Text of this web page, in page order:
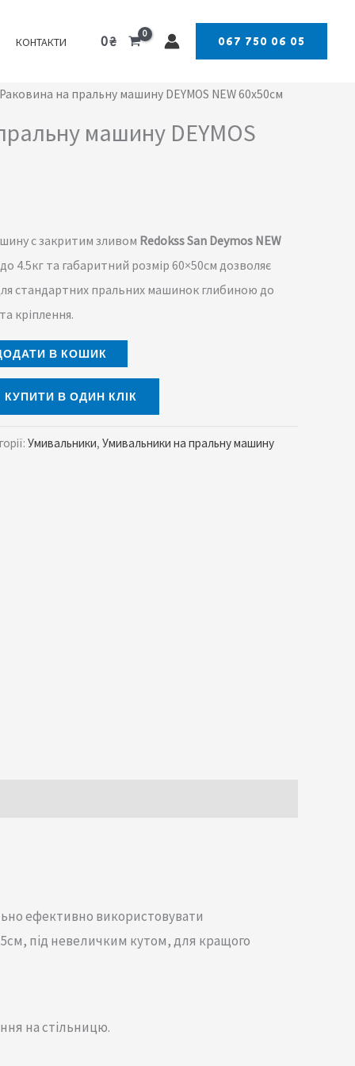
КОНТАКТИ 0₴ 067 750 06 05
на пральну машину DEYMOS NEW 60x50cм
машину DEYMOS
₴.
c закритим зливом Redokss San Deymos NEW
4.5кг та габаритний розмір 60×50см дозволяє
стандартних пральних машинок глибиною до
кріплення.
В КОШИК
КУПИТИ В ОДИН КЛІК
Умивальники, Умивальники на пральну машину
ефективно використовувати
під невеличким кутом, для кращого
на стільницю.